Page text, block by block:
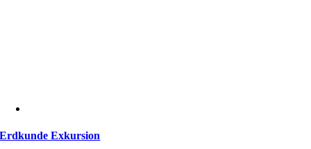
Erdkunde Exkursion